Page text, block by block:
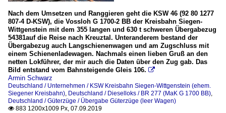
Nach dem Umsetzen und Ranggieren geht die KSW 46 (92 80 1277
807-4 D-KSW), die Vossloh G 1700-2 BB der Kreisbahn Siegen-
Wittgenstein mit dem 355 langen und 630 t schweren Übergabezug
54381auf die Reise nach Kreuztal. Unteranderem bestand der
Übergabezug auch Langschienenwagen und am Zugschluss mit
einem Schienenladewagen. Nachmals einen lieben Gruß an den
netten Lokführer, der mir auch die Daten über den Zug gab. Das
Bild entstand vom Bahnsteigende Gleis 106. 
Armin Schwarz
Deutschland / Unternehmen / KSW Kreisbahn Siegen-Wittgenstein (ehem.
Siegener Kreisbahn), Deutschland / Dieselloks / BR 277 (MaK G 1700 BB),
Deutschland / Güterzüge / Übergabe Güterzüge (leer Wagen)
 883 1200x1009 Px, 07.09.2019